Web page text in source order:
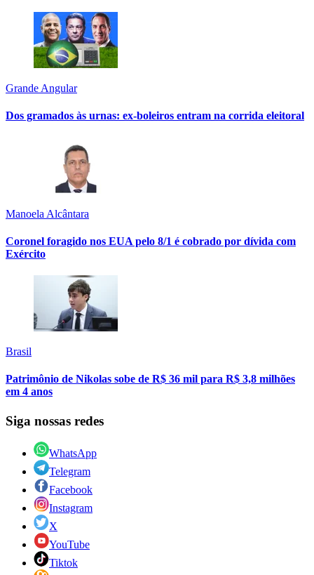
Grande Angular
Dos gramados às urnas: ex-boleiros entram na corrida eleitoral
Manoela Alcântara
Coronel foragido nos EUA pelo 8/1 é cobrado por dívida com
Exército
Brasil
Patrimônio de Nikolas sobe de R$ 36 mil para R$ 3,8 milhões
em 4 anos
Siga nossas redes
WhatsApp
Telegram
Facebook
Instagram
X
YouTube
Tiktok